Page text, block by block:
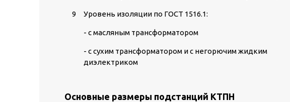
9 Уровень изоляции по ГОСТ 1516.1:
- с масляным трансформатором
- с сухим трансформатором и с негорючим жидким
диэлектриком
Основные размеры подстанций КТПН